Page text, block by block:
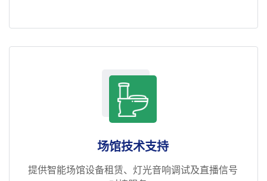
场馆技术支持
提供智能场馆设备租赁、灯光音响调试及直播信号